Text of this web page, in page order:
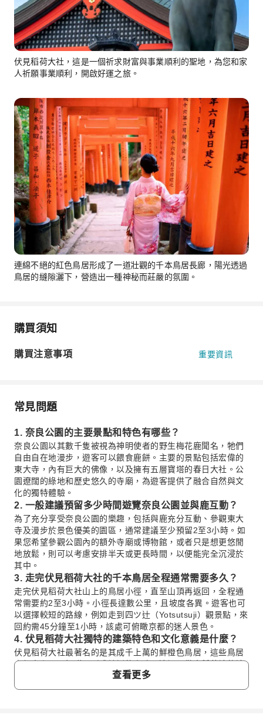
伏見稻荷大社，這是一個祈求財富與事業順利的聖地，為您和家
人祈願事業順利，開啟好運之旅。
連綿不絕的紅色鳥居形成了一道壯觀的千本鳥居長廊，陽光透過
鳥居的縫隙灑下，營造出一種神秘而莊嚴的氛圍。
購買須知
購買注意事項 重要資訊
常見問題
1. 奈良公園的主要景點和特色有哪些？
奈良公園以其數千隻被視為神明使者的野生梅花鹿聞名，牠們
自由自在地漫步，遊客可以餵食鹿餅。主要的景點包括宏偉的
東大寺，內有巨大的佛像，以及擁有五層寶塔的春日大社。公
園遼闊的綠地和歷史悠久的寺廟，為遊客提供了融合自然與文
化的獨特體驗。
2. 一般建議預留多少時間遊覽奈良公園並與鹿互動？
為了充分享受奈良公園的樂趣，包括與鹿充分互動、參觀東大
寺及漫步於景色優美的園區，通常建議至少預留2至3小時。如
果您希望參觀公園內的額外寺廟或博物館，或者只是想更悠閒
地放鬆，則可以考慮安排半天或更長時間，以便能完全沉浸於
其中。
3. 走完伏見稻荷大社的千本鳥居全程通常需要多久？
走完伏見稻荷大社山上的鳥居小徑，直至山頂再返回，全程通
常需要約2至3小時。小徑長達數公里，且坡度各異。遊客也可
以選擇較短的路線，例如走到四ツ辻（Yotsutsuji）觀景點，來
回約需45分鐘至1小時，該處可俯瞰京都的迷人景色。
4. 伏見稻荷大社獨特的建築特色和文化意義是什麼？
伏見稻荷大社最著名的是其成千上萬的鮮橙色鳥居，這些鳥居
由個人和公司捐贈，形成蜿蜒的山路。這裡是供奉稻荷神的神
社，稻荷神與稻米、清酒及商業繁榮有關。狐狸雕像被認為是
稻荷神的使者，遍佈神社各處，牠們的口中常銜著一把鑰匙或
查看更多